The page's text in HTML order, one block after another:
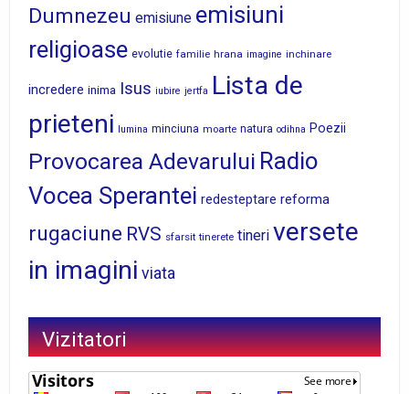
Dumnezeu emisiune emisiuni
religioase evolutie familie hrana imagine inchinare
incredere inima Isus iubire jertfa Lista de
prieteni
lumina minciuna moarte natura odihna Poezii
Provocarea Adevarului Radio
Vocea Sperantei redesteptare reforma
rugaciune RVS sfarsit tinerete tineri versete
in imagini viata
Vizitatori